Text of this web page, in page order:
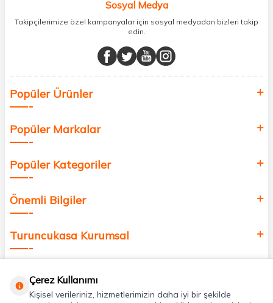
minerallere kadar binlerce ürünü uygun fiyat ve hızlı kargo avantajıyla
sunuyoruz.
buluşturuyor ve online alışveriş deneyiminizi en iyi hale getiriyoruz.
Sağlık, güzellik ve iyi yaşam için aradığınız her şey burada!
değer katmak için bize katılın!
Sosyal Medya
Takipçilerimize özel kampanyalar için sosyal medyadan bizleri takip
edin.
Popüler Ürünler
Popüler Markalar
Popüler Kategoriler
Önemli Bilgiler
Turuncukasa Kurumsal
Çerez Kullanımı
Kişisel verileriniz, hizmetlerimizin daha iyi bir şekilde